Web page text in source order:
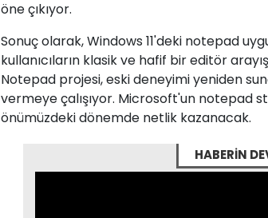
öne çıkıyor.
Sonuç olarak, Windows 11'deki notepad
kullanıcıların klasik ve hafif bir editör
Notepad projesi, eski deneyimi yeniden
vermeye çalışıyor. Microsoft'un notepad
önümüzdeki dönemde netlik kazanacak.
HABERİN